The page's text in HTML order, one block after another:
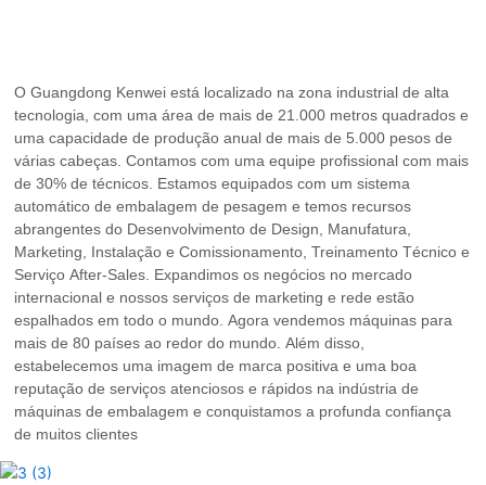
O Guangdong Kenwei está localizado na zona industrial de alta
tecnologia, com uma área de mais de 21.000 metros quadrados e
uma capacidade de produção anual de mais de 5.000 pesos de
várias cabeças. Contamos com uma equipe profissional com mais
de 30% de técnicos. Estamos equipados com um sistema
automático de embalagem de pesagem e temos recursos
abrangentes do Desenvolvimento de Design, Manufatura,
Marketing, Instalação e Comissionamento, Treinamento Técnico e
Serviço After-Sales. Expandimos os negócios no mercado
internacional e nossos serviços de marketing e rede estão
espalhados em todo o mundo. Agora vendemos máquinas para
mais de 80 países ao redor do mundo. Além disso,
estabelecemos uma imagem de marca positiva e uma boa
reputação de serviços atenciosos e rápidos na indústria de
máquinas de embalagem e conquistamos a profunda confiança
de muitos clientes